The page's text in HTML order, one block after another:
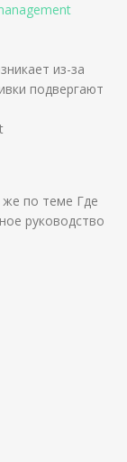
из-за
подвергают
же по теме Где
руководство